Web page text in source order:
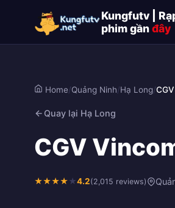
Kungfutv |
phim gầnđây
Home/Quảng Ninh/Hạ Long/
Quay lại Hạ Long
CGV
★★★★★4.2(2,015 reviews)